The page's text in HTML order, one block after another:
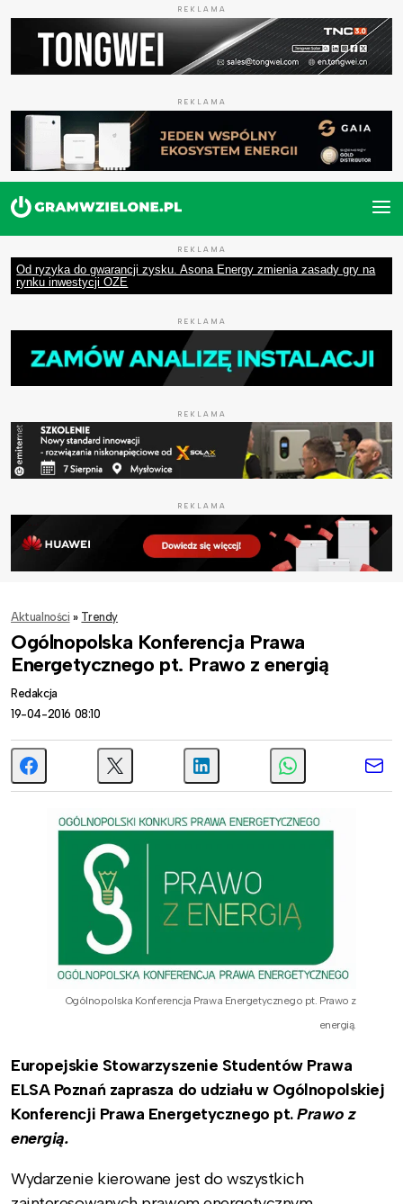
REKLAMA
REKLAMA
REKLAMA
Od ryzyka do gwarancji zysku. Asona Energy zmienia zasady gry na
rynku inwestycji OZE
REKLAMA
REKLAMA
REKLAMA
Aktualności » Trendy
Ogólnopolska Konferencja Prawa
Energetycznego pt. Prawo z energią
Redakcja
19-04-2016 08:10
Ogólnopolska Konferencja Prawa Energetycznego pt. Prawo z
energią.
Europejskie Stowarzyszenie Studentów Prawa
ELSA Poznań zaprasza do udziału w Ogólnopolskiej
Konferencji Prawa Energetycznego pt.Prawo z
energią.
Wydarzenie kierowane jest do wszystkich